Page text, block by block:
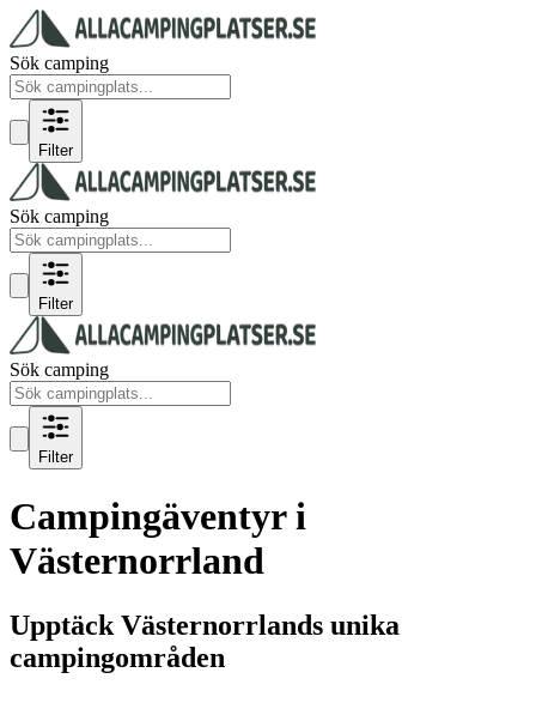
Sök camping
Filter
Sök camping
Filter
Sök camping
Filter
Campingäventyr i
Västernorrland
Upptäck Västernorrlands unika
campingområden